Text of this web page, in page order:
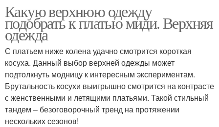
Какую верхнюю одежду
подобрать к платью миди. Верхняя
одежда
С платьем ниже колена удачно смотрится короткая
косуха. Данный выбор верхней одежды может
подтолкнуть модницу к интересным экспериментам.
Брутальность косухи выигрышно смотрится на контрасте
с женственными и летящими платьями. Такой стильный
тандем – безоговорочный тренд на протяжении
нескольких сезонов!